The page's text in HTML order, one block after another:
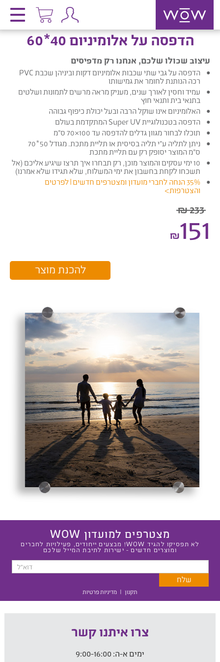
הדפסה על אלומיניום 40*60
עיצוב שכולו שלכם, אנחנו רק מדפיסים
הדפסה על גבי שתי שכבות אלומיניום דקות וביניהן שכבת PVC
רכה הנותנת לחומר את גמישותו
עמיד וחסין לאורך שנים, מעניק מראה מרשים לתמונות ושלטים
בתנאי בית ותנאי חוץ
האלומיניום אינו שוקל הרבה ובעל יכולת כיפוף גבוהה
הדפסה בטכנולוגיית Super UV המתקדמת בעולם
תוכלו לבחור מגוון גדלים להדפסה עד 100×70 ס”מ
ניתן לתליה ע”י תליה בסיסית או תליית מתכת. מגודל 50*70
ס”מ המוצר יסופק רק עם תליית מתכת
10 ימי עסקים והמוצר מוכן, רק תבחרו איך תרצו שיגיע אליכם
(אל
תשכחו לקחת בחשבון את ימי המשלוח, שלא תגידו שלא אמרנו)
35% הנחה לחברי מועדון ומצטרפים חדשים |
לפרטים
והצטרפות>
233 ₪
151
₪
מצטרפים למועדון WOW
לא תפסיקו להגיד WOW! מבצעים ייחודים, פעילויות לחברים
ומוצרים חדשים - ישירות לתיבת המייל שלכם
תקנון | מדיניות פרטיות
צרו איתנו קשר
ימים א-ה: